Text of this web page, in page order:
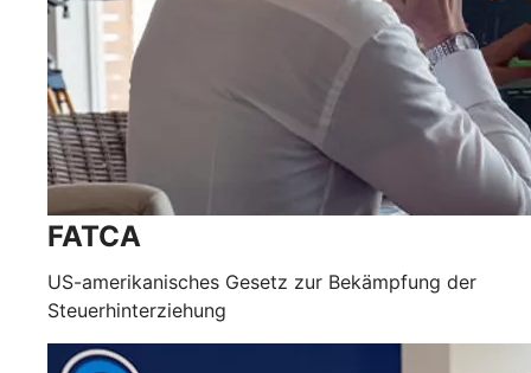
FATCA
US-amerikanisches Gesetz zur Bekämpfung der
Steuerhinterziehung